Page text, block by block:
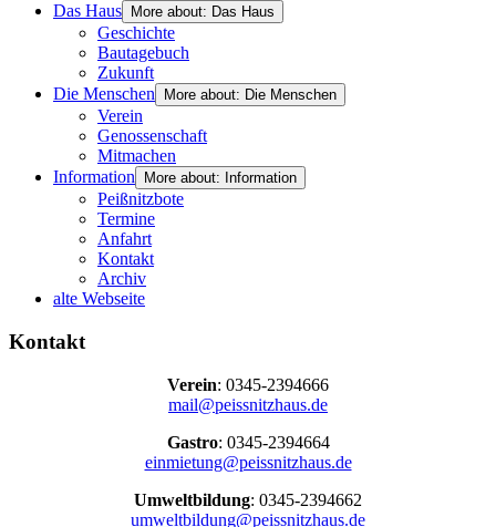
Das Haus More about: Das Haus
Geschichte
Bautagebuch
Zukunft
Die Menschen
More about: Die Menschen
Verein
Genossenschaft
Mitmachen
Information
More about: Information
Peißnitzbote
Termine
Anfahrt
Kontakt
Archiv
alte Webseite
Kontakt
Verein: 0345-2394666
mail@peissnitzhaus.de
Gastro: 0345-2394664
einmietung@peissnitzhaus.de
Umweltbildung: 0345-2394662
umweltbildung@peissnitzhaus.de